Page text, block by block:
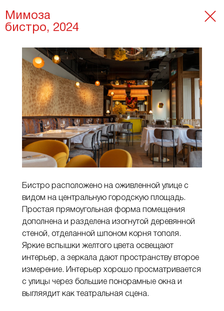
Мимоза
бистро, 2024
Бистро расположено на оживленной улице с
видом на центральную городскую площадь.
Простая прямоугольная форма помещения
дополнена и разделена изогнутой деревянной
стеной, отделанной шпоном корня тополя.
Яркие вспышки желтого цвета освещают
интерьер, а зеркала дают пространству второе
измерение. Интерьер хорошо просматривается
с улицы через большие понорамные окна и
выгляядит как театральная сцена.